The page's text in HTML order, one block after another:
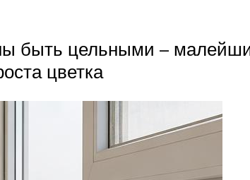
быть цельными –
цветка